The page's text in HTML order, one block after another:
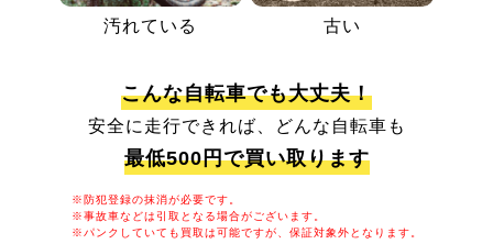
汚れている 古い
こんな自転車でも大丈夫！
安全に走行できれば、どんな自転車も
最低500円で買い取ります
※防犯登録の抹消が必要です。
※事故車などは引取となる場合がございます。
※パンクしていても買取は可能ですが、保証対象外となります。